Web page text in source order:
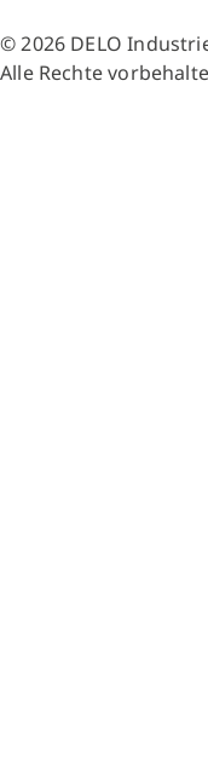
© 2026 DELO
Alle Rechte